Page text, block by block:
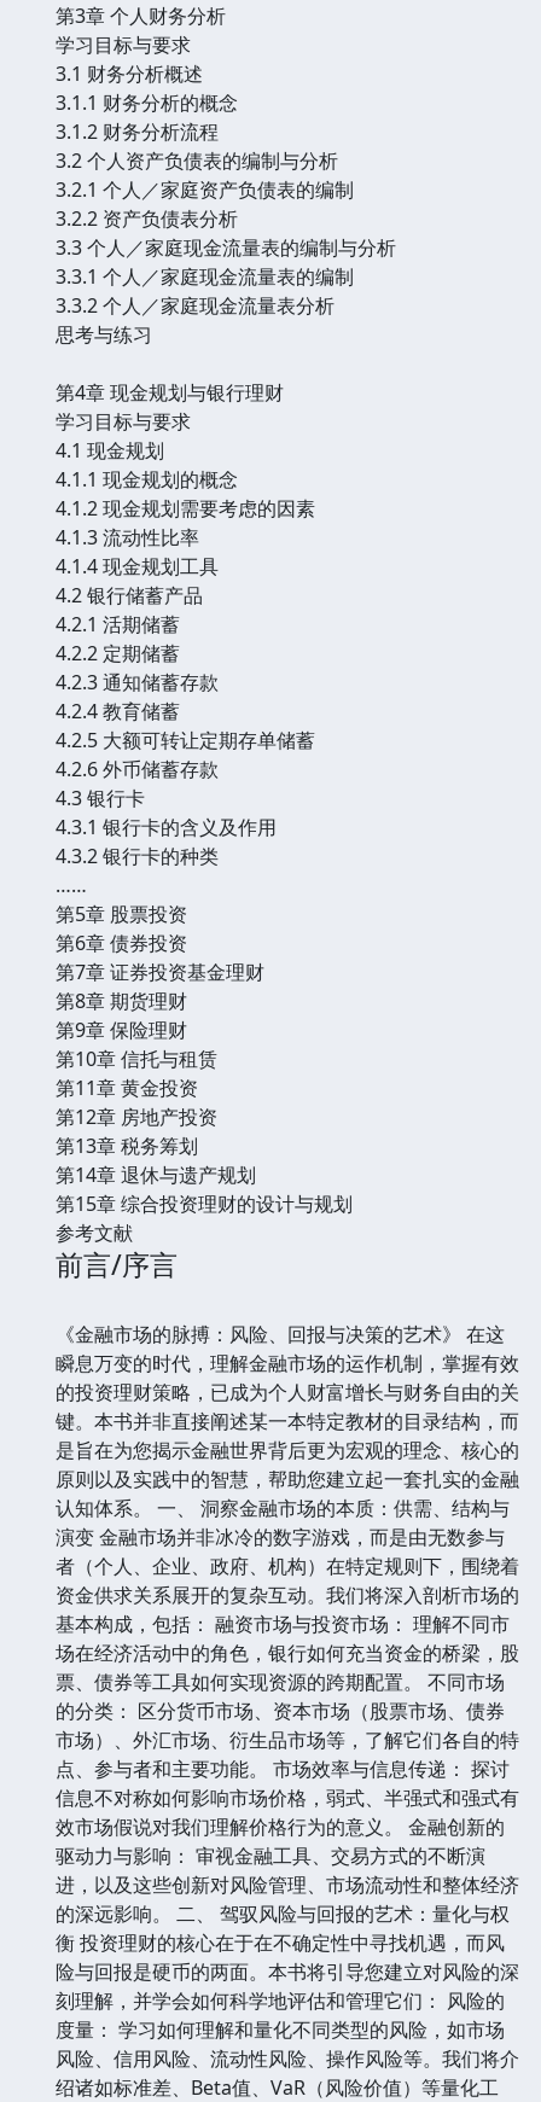
第3章 个人财务分析
学习目标与要求
3.1 财务分析概述
3.1.1 财务分析的概念
3.1.2 财务分析流程
3.2 个人资产负债表的编制与分析
3.2.1 个人／家庭资产负债表的编制
3.2.2 资产负债表分析
3.3 个人／家庭现金流量表的编制与分析
3.3.1 个人／家庭现金流量表的编制
3.3.2 个人／家庭现金流量表分析
思考与练习
第4章 现金规划与银行理财
学习目标与要求
4.1 现金规划
4.1.1 现金规划的概念
4.1.2 现金规划需要考虑的因素
4.1.3 流动性比率
4.1.4 现金规划工具
4.2 银行储蓄产品
4.2.1 活期储蓄
4.2.2 定期储蓄
4.2.3 通知储蓄存款
4.2.4 教育储蓄
4.2.5 大额可转让定期存单储蓄
4.2.6 外币储蓄存款
4.3 银行卡
4.3.1 银行卡的含义及作用
4.3.2 银行卡的种类
……
第5章 股票投资
第6章 债券投资
第7章 证券投资基金理财
第8章 期货理财
第9章 保险理财
第10章 信托与租赁
第11章 黄金投资
第12章 房地产投资
第13章 税务筹划
第14章 退休与遗产规划
第15章 综合投资理财的设计与规划
参考文献
前言/序言
《金融市场的脉搏：风险、回报与决策的艺术》 在这
瞬息万变的时代，理解金融市场的运作机制，掌握有效
的投资理财策略，已成为个人财富增长与财务自由的关
键。本书并非直接阐述某一本特定教材的目录结构，而
是旨在为您揭示金融世界背后更为宏观的理念、核心的
原则以及实践中的智慧，帮助您建立起一套扎实的金融
认知体系。 一、 洞察金融市场的本质：供需、结构与
演变 金融市场并非冰冷的数字游戏，而是由无数参与
者（个人、企业、政府、机构）在特定规则下，围绕着
资金供求关系展开的复杂互动。我们将深入剖析市场的
基本构成，包括： 融资市场与投资市场： 理解不同市
场在经济活动中的角色，银行如何充当资金的桥梁，股
票、债券等工具如何实现资源的跨期配置。 不同市场
的分类： 区分货币市场、资本市场（股票市场、债券
市场）、外汇市场、衍生品市场等，了解它们各自的特
点、参与者和主要功能。 市场效率与信息传递： 探讨
信息不对称如何影响市场价格，弱式、半强式和强式有
效市场假说对我们理解价格行为的意义。 金融创新的
驱动力与影响： 审视金融工具、交易方式的不断演
进，以及这些创新对风险管理、市场流动性和整体经济
的深远影响。 二、 驾驭风险与回报的艺术：量化与权
衡 投资理财的核心在于在不确定性中寻找机遇，而风
险与回报是硬币的两面。本书将引导您建立对风险的深
刻理解，并学会如何科学地评估和管理它们： 风险的
度量： 学习如何理解和量化不同类型的风险，如市场
风险、信用风险、流动性风险、操作风险等。我们将介
绍诸如标准差、Beta值、VaR（风险价值）等量化工